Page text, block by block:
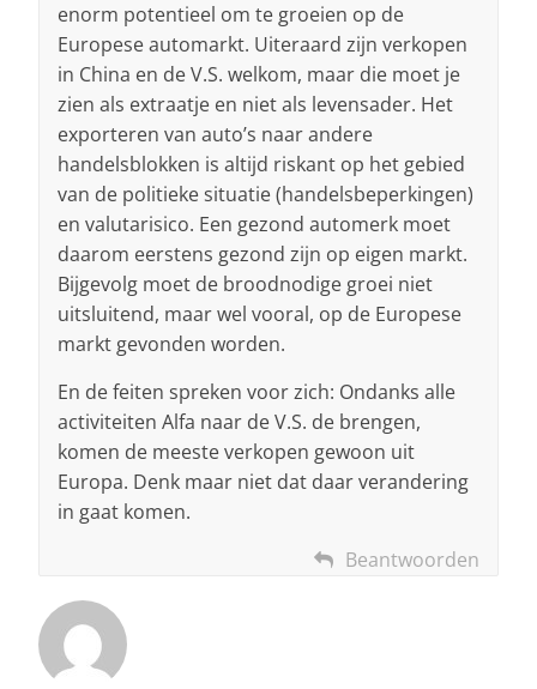
enorm potentieel om te groeien op de
Europese automarkt. Uiteraard zijn verkopen
in China en de V.S. welkom, maar die moet je
zien als extraatje en niet als levensader. Het
exporteren van auto’s naar andere
handelsblokken is altijd riskant op het gebied
van de politieke situatie (handelsbeperkingen)
en valutarisico. Een gezond automerk moet
daarom eerstens gezond zijn op eigen markt.
Bijgevolg moet de broodnodige groei niet
uitsluitend, maar wel vooral, op de Europese
markt gevonden worden.
En de feiten spreken voor zich: Ondanks alle
activiteiten Alfa naar de V.S. de brengen,
komen de meeste verkopen gewoon uit
Europa. Denk maar niet dat daar verandering
in gaat komen.
Beantwoorden